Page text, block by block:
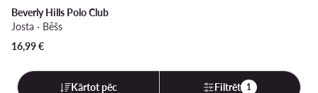
Beverly Hills Polo Club
Josta · Bēšs
16,99€
Kārtot pēc Filtrēt 1